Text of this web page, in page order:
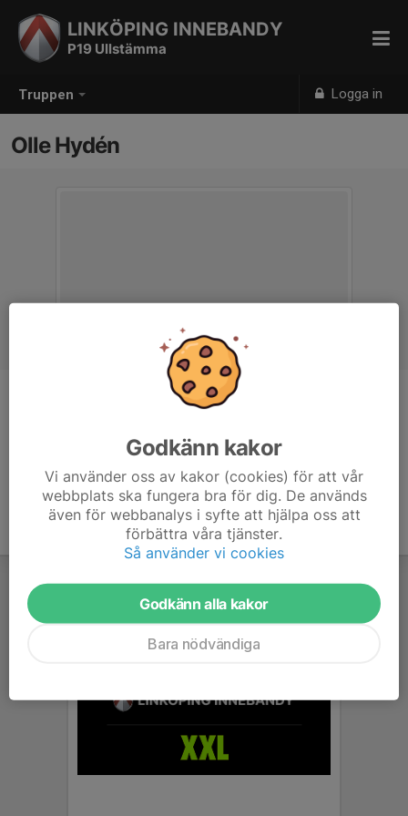
Truppen Logga in
LINKÖPING INNEBANDY
P19 Ullstämma
Olle Hydén
Godkänn kakor
Vi använder oss av kakor (cookies) för att vår
webbplats ska fungera bra för dig. De används
även för webbanalys i syfte att hjälpa oss att
förbättra våra tjänster.
Så använder vi cookies
Godkänn alla kakor
Bara nödvändiga